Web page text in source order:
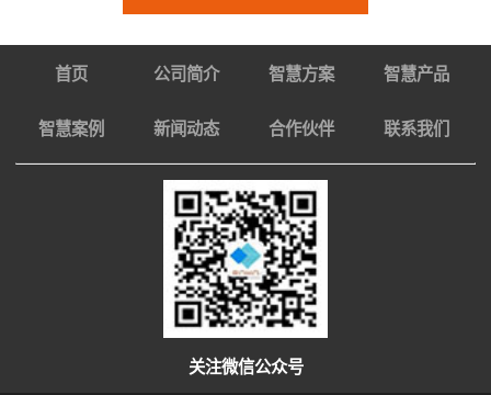
首页 公司简介 智慧方案 智慧产品
智慧案例 新闻动态 合作伙伴 联系我们
关注微信公众号